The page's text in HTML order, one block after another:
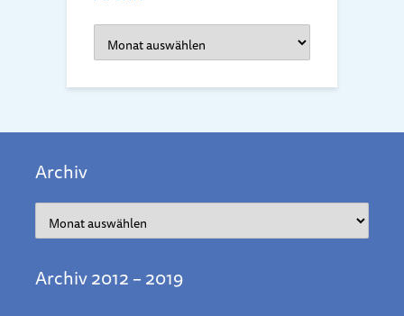
Archiv
Archiv 2012 – 2019